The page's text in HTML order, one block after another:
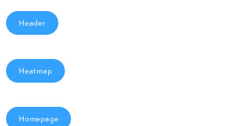
Header
Heatmap
Homepage